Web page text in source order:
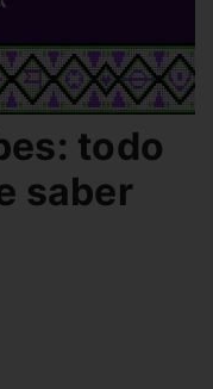
todo
saber